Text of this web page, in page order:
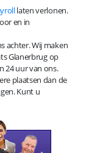
laten verlonen.
en in
achter. Wij maken
Glanerbrug op
24 uur van ons.
plaatsen dan de
Kunt u